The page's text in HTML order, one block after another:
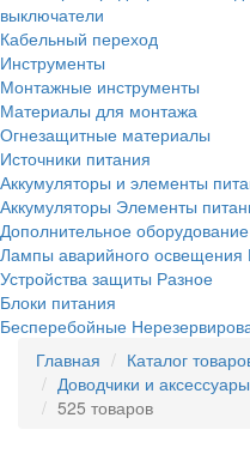
выключатели
Кабельный переход
Инструменты
Монтажные инструменты
Материалы для монтажа
Огнезащитные материалы
Источники питания
Аккумуляторы и элементы
Аккумуляторы Элементы
Дополнительное оборудование
Лампы аварийного освещения
Устройства защиты Разное
Блоки питания
Бесперебойные
Главная
Каталог
Доводчики и аксессуары
525 товаров